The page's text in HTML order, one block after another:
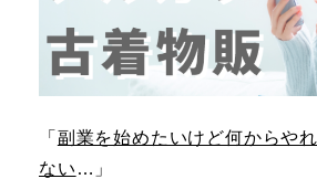
「 副業を始めたいけど何からや
ない …」